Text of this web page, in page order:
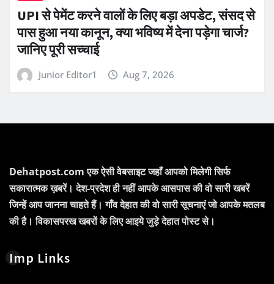
UPI से पेमेंट करने वालों के लिए बड़ा अपडेट, संसद से
पास हुआ नया कानून, क्या भविष्य में देना पड़ेगा चार्ज?
जानिए पूरी सच्चाई
Junior Editor1 Aug 7, 2026
Dehatpost.com एक ऐसी वेबसाइट जहाँ आपको मिलेगी सिर्फ
सकारात्मक ख़बरें। देश-प्रदेश ही नहीं आपके आसपास की वो सारी खबरें
जिन्हें आप जानना चाहते हैं। गाँव देहात की वो सारी सूचनाएं जो आपके मतलब
की है। विकासपरख खबरों के लिए आइये जुड़े देहात पोस्ट से।
Imp Links